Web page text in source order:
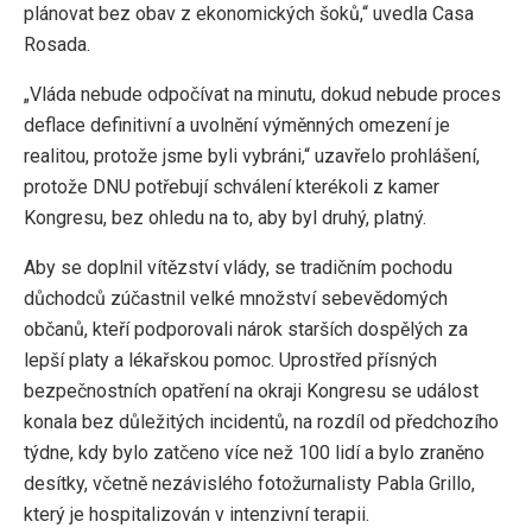
plánovat bez obav z ekonomických šoků,“ uvedla Casa
Rosada.
„Vláda nebude odpočívat na minutu, dokud nebude proces
deflace definitivní a uvolnění výměnných omezení je
realitou, protože jsme byli vybráni,“ uzavřelo prohlášení,
protože DNU potřebují schválení kterékoli z kamer
Kongresu, bez ohledu na to, aby byl druhý, platný.
Aby se doplnil vítězství vlády, se tradičním pochodu
důchodců zúčastnil velké množství sebevědomých
občanů, kteří podporovali nárok starších dospělých za
lepší platy a lékařskou pomoc. Uprostřed přísných
bezpečnostních opatření na okraji Kongresu se událost
konala bez důležitých incidentů, na rozdíl od předchozího
týdne, kdy bylo zatčeno více než 100 lidí a bylo zraněno
desítky, včetně nezávislého fotožurnalisty Pabla Grillo,
který je hospitalizován v intenzivní terapii.